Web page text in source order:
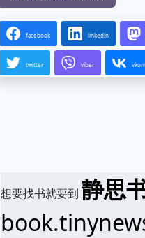
facebook linkedin
twitter viber
想要找书就要到静思